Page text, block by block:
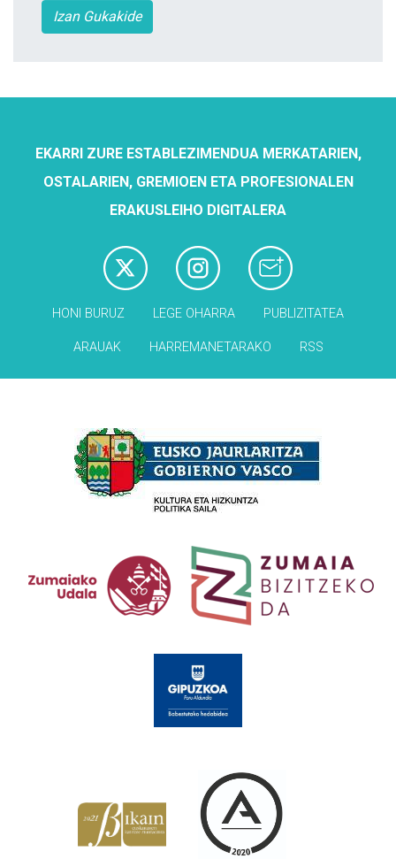
Izan Gukakide
EKARRI ZURE ESTABLEZIMENDUA MERKATARIEN,
OSTALARIEN, GREMIOEN ETA PROFESIONALEN
ERAKUSLEIHO DIGITALERA
HONI BURUZ LEGE OHARRA PUBLIZITATEA
ARAUAK HARREMANETARAKO RSS